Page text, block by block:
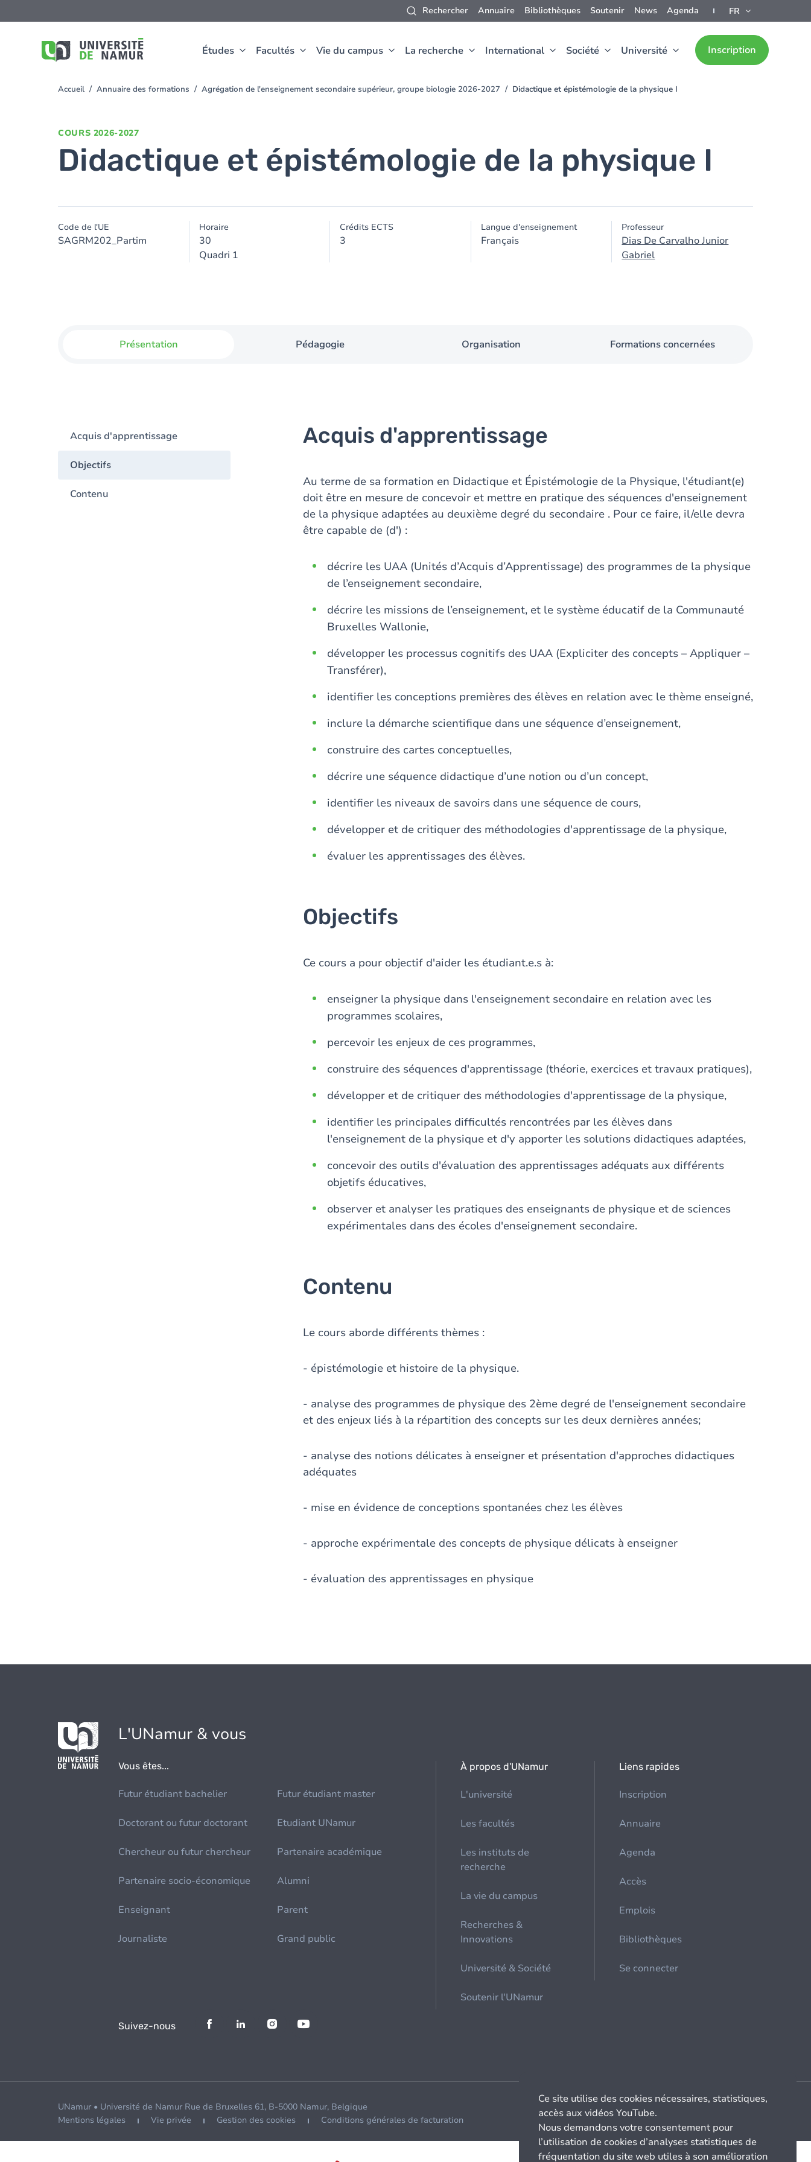
Rechercher Annuaire Bibliothèques Soutenir News Agenda FR
Études Facultés Vie du campus La recherche International Société Université Inscription
au
You
Accueil Annuaire des formations Agrégation de l'enseignement secondaire supérieur, groupe biologie 2026-2027 Didactique et épistémologie de la physique I
COURS 2026-2027
Didactique et épistémologie de la physique I
Code de l'UE
SAGRM202_Partim
Horaire
30
Quadri 1
Crédits ECTS
3
Langue d'enseignement
Français
Professeur
Dias De Carvalho Junior
Gabriel
Présentation Pédagogie Organisation Formations concernées
Acquis d'apprentissage
Objectifs
Contenu
Acquis d'apprentissage
Au terme de sa formation en Didactique et Épistémologie de la Physique, l'étudiant(e)
doit être en mesure de concevoir et mettre en pratique des séquences d'enseignement
de la physique adaptées au deuxième degré du secondaire . Pour ce faire, il/elle devra
être capable de (d') :
décrire les UAA (Unités d’Acquis d’Apprentissage) des programmes de la physique
de l’enseignement secondaire,
décrire les missions de l’enseignement, et le système éducatif de la Communauté
Bruxelles Wallonie,
développer les processus cognitifs des UAA (Expliciter des concepts – Appliquer –
Transférer),
identifier les conceptions premières des élèves en relation avec le thème enseigné,
inclure la démarche scientifique dans une séquence d’enseignement,
construire des cartes conceptuelles,
décrire une séquence didactique d’une notion ou d’un concept,
identifier les niveaux de savoirs dans une séquence de cours,
développer et de critiquer des méthodologies d'apprentissage de la physique,
évaluer les apprentissages des élèves.
Objectifs
Ce cours a pour objectif d'aider les étudiant.e.s à:
enseigner la physique dans l'enseignement secondaire en relation avec les
programmes scolaires,
percevoir les enjeux de ces programmes,
construire des séquences d'apprentissage (théorie, exercices et travaux pratiques),
développer et de critiquer des méthodologies d'apprentissage de la physique,
identifier les principales difficultés rencontrées par les élèves dans
l'enseignement de la physique et d'y apporter les solutions didactiques adaptées,
concevoir des outils d'évaluation des apprentissages adéquats aux différents
objetifs éducatives,
observer et analyser les pratiques des enseignants de physique et de sciences
expérimentales dans des écoles d'enseignement secondaire.
Contenu
Le cours aborde différents thèmes :
- épistémologie et histoire de la physique.
- analyse des programmes de physique des 2ème degré de l'enseignement secondaire
et des enjeux liés à la répartition des concepts sur les deux dernières années;
- analyse des notions délicates à enseigner et présentation d'approches didactiques
adéquates
- mise en évidence de conceptions spontanées chez les élèves
- approche expérimentale des concepts de physique délicats à enseigner
- évaluation des apprentissages en physique
L'UNamur & vous
Vous êtes...
Futur étudiant bachelier Futur étudiant master
Doctorant ou futur doctorant Etudiant UNamur
Chercheur ou futur chercheur Partenaire académique
Partenaire socio-économique Alumni
Enseignant Parent
Journaliste Grand public
À propos d'UNamur
L'université
Les facultés
Les instituts de
recherche
La vie du campus
Recherches &
Innovations
Université & Société
Soutenir l'UNamur
Liens rapides
Inscription
Annuaire
Agenda
Accès
Emplois
Bibliothèques
Se connecter
Suivez-nous
UNamur • Université de Namur Rue de Bruxelles 61, B-5000 Namur, Belgique
Mentions légales
Vie privée Gestion des cookies Conditions générales de facturation
Ce site utilise des cookies nécessaires, statistiques,
accès aux vidéos YouTube.
Nous demandons votre consentement pour
l’utilisation de cookies d’analyses statistiques de
fréquentation du site web utiles à son amélioration